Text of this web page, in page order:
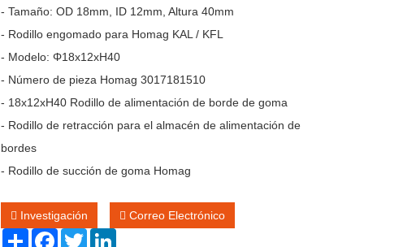
- Tamaño: OD 18mm, ID 12mm, Altura 40mm
- Rodillo engomado para Homag KAL / KFL
- Modelo: Φ18x12xH40
- Número de pieza Homag 3017181510
- 18x12xH40 Rodillo de alimentación de borde de goma
- Rodillo de retracción para el almacén de alimentación de
bordes
- Rodillo de succión de goma Homag
Investigación
Correo Electrónico
Share FacebookTwitter